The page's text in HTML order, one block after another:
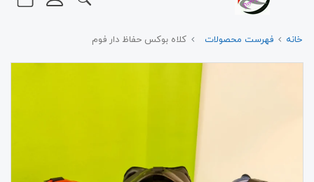
خانه فهرست محصولات کلاه بوکس حفاظ دار فوم